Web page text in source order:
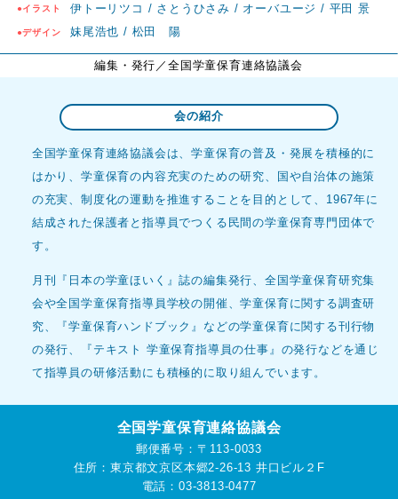
●イラスト 伊トーリツコ / さとうひさみ / オーバユージ / 平田 景
●デザイン 妹尾浩也 / 松田 陽
編集・発行 ／全国学童保育連絡協議会
会の紹介
全国学童保育連絡協議会は、学童保育の普及・発展を積極的に
はかり、学童保育の内容充実のための研究、国や自治体の施策
の充実、制度化の運動を推進することを目的として、1967年に
結成された保護者と指導員でつくる民間の学童保育専門団体で
す。
月刊『日本の学童ほいく』誌の編集発行、全国学童保育研究集
会や全国学童保育指導員学校の開催、学童保育に関する調査研
究、『学童保育ハンドブック』などの学童保育に関する刊行物
の発行、『テキスト 学童保育指導員の仕事』の発行などを通じ
て指導員の研修活動にも積極的に取り組んでいます。
全国学童保育連絡協議会
郵便番号：〒113-0033
住所：東京都文京区本郷2-26-13 井口ビル２F
電話：03-3813-0477